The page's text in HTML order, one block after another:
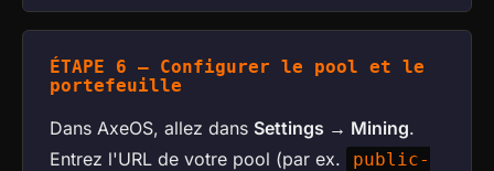
ÉTAPE 6 — Configurer le pool et le
portefeuille
Dans AxeOS, allez dans Settings → Mining.
Entrez l'URL de votre pool (par ex.
public-